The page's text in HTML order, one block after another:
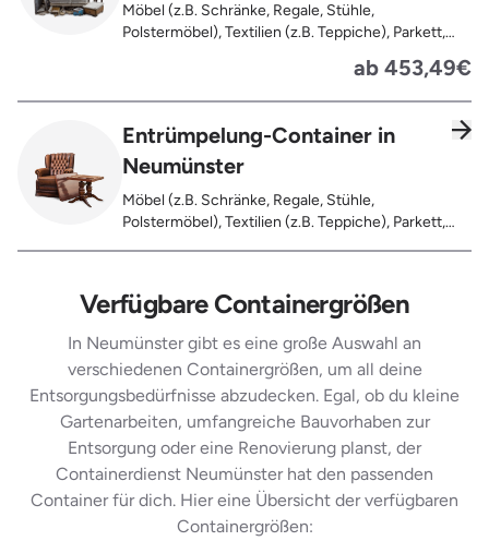
Möbel (z.B. Schränke, Regale, Stühle,
Polstermöbel), Textilien (z.B. Teppiche), Parkett,
Koffer, Fensterholz oder Türholz / Türen (ohne
Glas), Fahrräder, Matratzen, Spielzeug, Bücher,
Laminat
ab 453,49€
Entrümpelung-Container in
Neumünster
Möbel (z.B. Schränke, Regale, Stühle,
Polstermöbel), Textilien (z.B. Teppiche), Parkett,
Fässer, Eimer, Sonstiger Hausstand
Verfügbare Containergrößen
In Neumünster gibt es eine große Auswahl an
verschiedenen Containergrößen, um all deine
Entsorgungsbedürfnisse abzudecken. Egal, ob du kleine
Gartenarbeiten, umfangreiche Bauvorhaben zur
Entsorgung oder eine Renovierung planst, der
Containerdienst Neumünster hat den passenden
Container für dich. Hier eine Übersicht der verfügbaren
Containergrößen: